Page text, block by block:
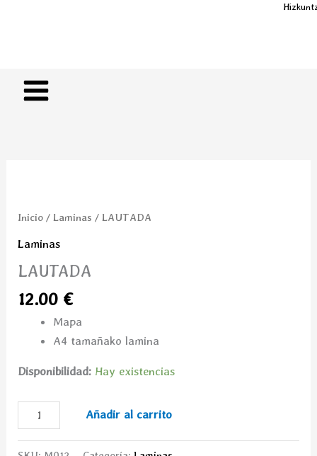
Inicio /Laminas / LAUTADA
Laminas
LAUTADA
12.00 €
Mapa
A4 tamañako lamina
Disponibilidad: Hay existencias
Añadir al carrito